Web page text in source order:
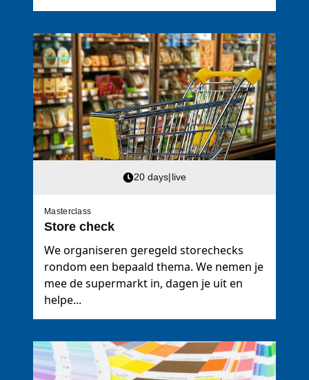
20 days|live
Masterclass
Store check
We organiseren geregeld storechecks
rondom een bepaald thema. We nemen je
mee de supermarkt in, dagen je uit en
helpe...